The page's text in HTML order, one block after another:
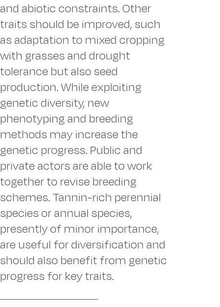
and abiotic constraints. Other
traits should be improved, such
as adaptation to mixed cropping
with grasses and drought
tolerance but also seed
production. While exploiting
genetic diversity, new
phenotyping and breeding
methods may increase the
genetic progress. Public and
private actors are able to work
together to revise breeding
schemes. Tannin-rich perennial
species or annual species,
presently of minor importance,
are useful for diversification and
should also benefit from genetic
progress for key traits.